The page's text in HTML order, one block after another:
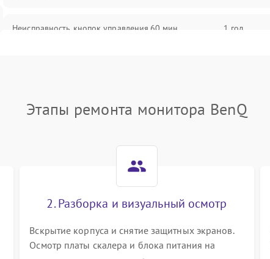
Неисправность кнопок управления 60 мин 1 год
Поломка системы автоматического
короткого замыкания
Этапы ремонта монитора BenQ
2. Разборка и визуальный осмотр
Вскрытие корпуса и снятие защитных экранов.
Осмотр платы скалера и блока питания на